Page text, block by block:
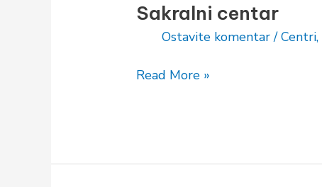
Sakralni centar
Ostavite komentar /Centri,
Read More »